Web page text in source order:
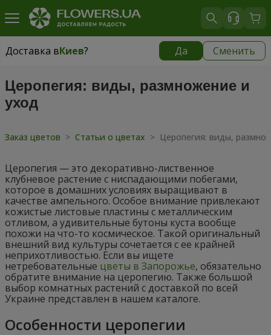
Доставка вКиев? Да Сменить
Доставка вКиев
Церопегия: виды, размножение и
уход
Заказ цветов > Статьи о цветах > Церопегия: виды,
Церопегия — это декоративно-лиственное
клубневое растение с ниспадающими побегами,
которое в домашних условиях выращивают в
качестве ампельного. Особое внимание привлекают
кожистые листовые пластины с металлическим
отливом, а удивительные бутоны куста вообще
похожи на что-то космическое. Такой оригинальный
внешний вид культуры сочетается с ее крайней
неприхотливостью. Если вы ищете
нетребовательные цветы в Запорожье, обязательно
обратите внимание на церопегию. Также большой
выбор комнатных растений с доставкой по всей
Украине представлен в нашем каталоге.
Особенности церопегии